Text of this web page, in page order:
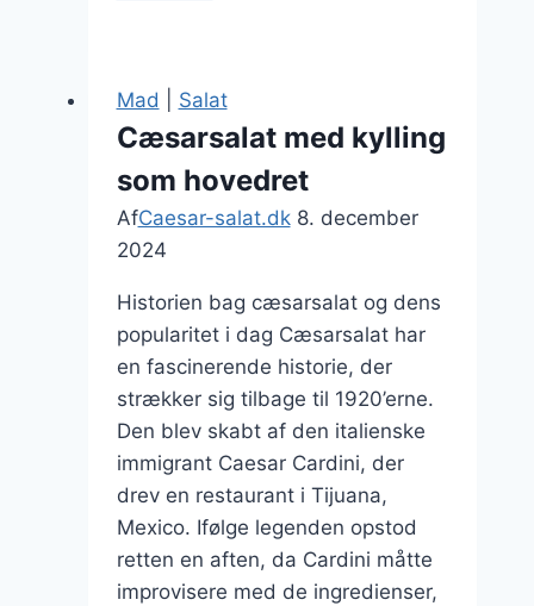
til
grillfester
Mad Salat
Cæsarsalat med kylling
som hovedret
AfCaesar-salat.dk 8. december
2024
Historien bag cæsarsalat og dens
popularitet i dag Cæsarsalat har
en fascinerende historie, der
strækker sig tilbage til 1920’erne.
Den blev skabt af den italienske
immigrant Caesar Cardini, der
drev en restaurant i Tijuana,
Mexico. Ifølge legenden opstod
retten en aften, da Cardini måtte
improvisere med de ingredienser,